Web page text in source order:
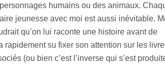
humains ou des animaux.
jeunesse avec moi est aussi inévitable.
qu’on lui raconte une histoire avant de
rapidement su fixer son attention sur les
(ou bien c’est l’inverse qui s’est